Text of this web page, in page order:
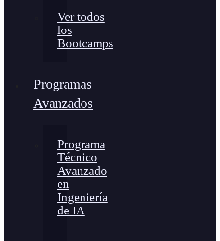
Ver todos
los
Bootcamps
Programas
Avanzados
Programa
Técnico
Avanzado
en
Ingeniería
de IA